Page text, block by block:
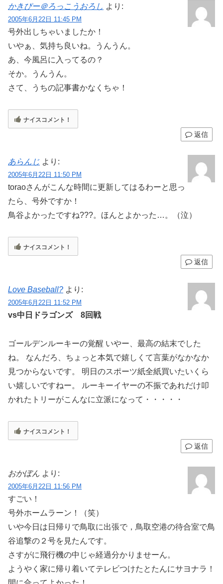
かきぴー＠ろっこうおろし より:
2005年6月22日 11:45 PM
号外出しちゃいましたか！
いやぁ、気持ち良いね。うんうん。
あ、今風呂に入ってるの？
そか。うんうん。
さて、うちの記事書かなくちゃ！
ナイスコメント！
返信
あらんじ より:
2005年6月22日 11:50 PM
toraoさんがこんな時間に更新してはるわーと思っ
たら、号外ですか！
鳥谷よかったですね???。ほんとよかった…。（泣）
ナイスコメント！
返信
Love Baseball? より:
2005年6月22日 11:52 PM
vs中日ドラゴンズ 8回戦
ゴールデンルーキーの覚醒 いやー、最高の結末でした
ね。 なんだろ、ちょっと本気で嬉しくて言葉がなかなか
見つからないです。 明日のスポーツ紙全紙買いたいくら
い嬉しいですねー。 ルーキーイヤーの不振であれだけ叩
かれたトリーがこんなに立派になって・・・・・
ナイスコメント！
返信
おかぼん より:
2005年6月22日 11:56 PM
すごい！
号外ホームラーン！（笑）
いや今日は日帰りで鳥取に出張で，鳥取空港の待合室で鳥
谷追撃の２号を見たんです。
さすがに飛行機の中じゃ経過分かりませーん。
ようやく家に帰り着いてテレビつけたとたんにサヨナラ！